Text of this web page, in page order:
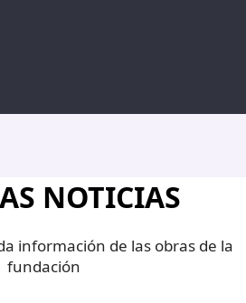
NOTICIAS
información de las obras de la
fundación